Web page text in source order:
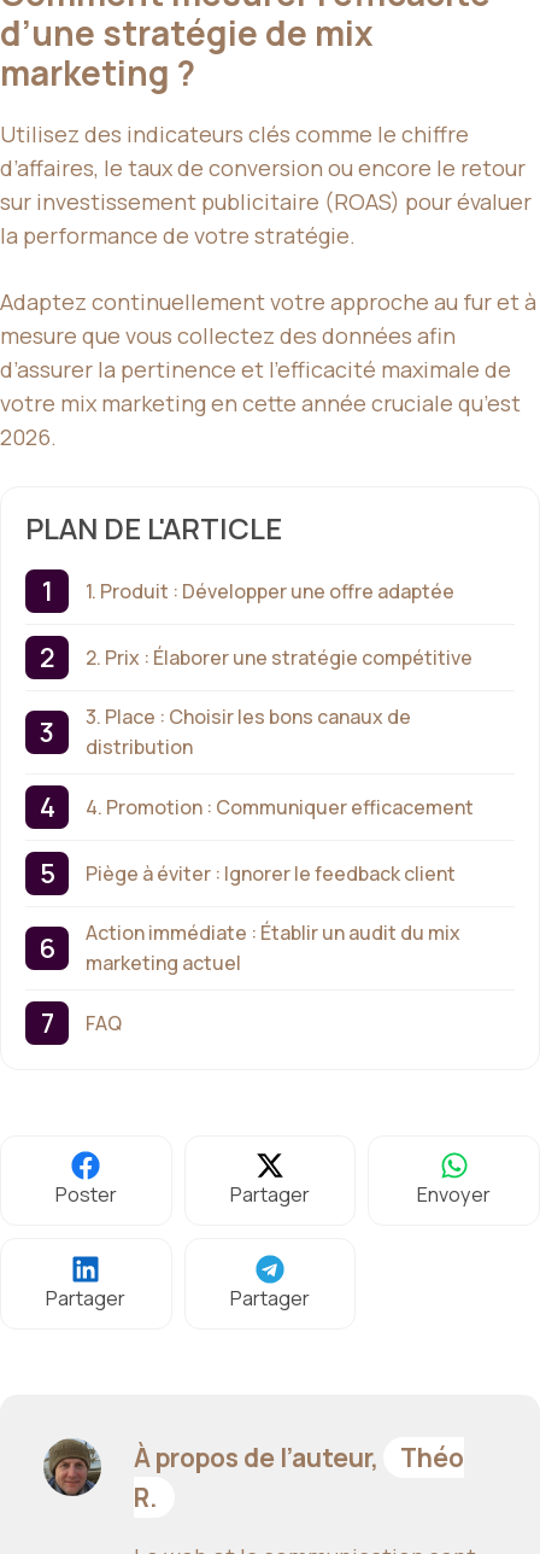
d’une stratégie de mix
marketing ?
Utilisez des indicateurs clés comme le chiffre
d’affaires, le taux de conversion ou encore le retour
sur investissement publicitaire (ROAS) pour évaluer
la performance de votre stratégie.
Adaptez continuellement votre approche au fur et à
mesure que vous collectez des données afin
d’assurer la pertinence et l’efficacité maximale de
votre mix marketing en cette année cruciale qu’est
2026.
PLAN DE L'ARTICLE
1. Produit : Développer une offre adaptée
2. Prix : Élaborer une stratégie compétitive
3. Place : Choisir les bons canaux de
distribution
4. Promotion : Communiquer efficacement
Piège à éviter : Ignorer le feedback client
Action immédiate : Établir un audit du mix
marketing actuel
FAQ
Poster Partager Envoyer
Partager Partager
À propos de l’auteur,
Théo
R.